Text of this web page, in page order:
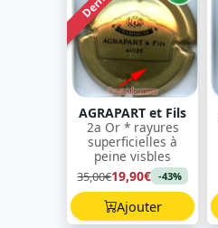
AGRAPART et Fils
2a Or * rayures
superficielles à
peine visbles
35,00€19,90€ -43%
Ajouter